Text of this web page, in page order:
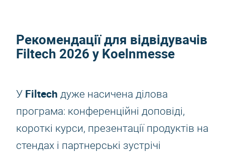
Рекомендації для відвідувачів
Filtech 2026 у Koelnmesse
У Filtech дуже насичена ділова
програма: конференційні доповіді,
короткі курси, презентації продуктів на
стендах і партнерські зустрічі